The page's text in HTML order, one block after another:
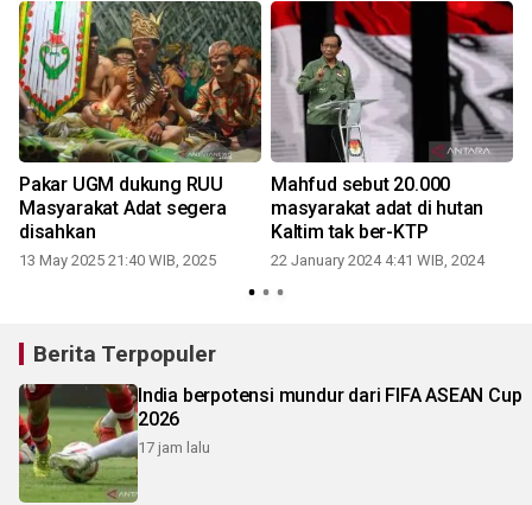
Pakar UGM dukung RUU
Masyarakat Adat segera
disahkan
13 May 2025 21:40 WIB, 2025
Mahfud sebut 20.000
masyarakat adat di hutan
Kaltim tak ber-KTP
22 January 2024 4:41 WIB, 2024
Berita Terpopuler
India berpotensi mundur dari FIFA ASEAN Cup
2026
17 jam lalu